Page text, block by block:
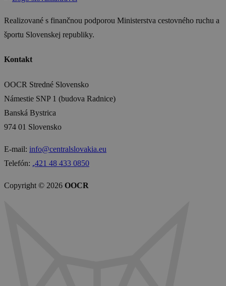
Realizované s finančnou podporou Ministerstva cestovného ruchu a
športu Slovenskej republiky.
Kontakt
OOCR Stredné Slovensko
Námestie SNP 1 (budova Radnice)
Banská Bystrica
974 01 Slovensko
E-mail: info@centralslovakia.eu
Telefón: ₊421 48 433 0850
Copyright © 2026 OOCR